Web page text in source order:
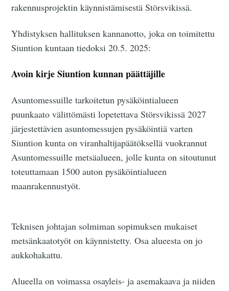
rakennusprojektin käynnistämisestä Störsvikissä.
Yhdistyksen hallituksen kannanotto, joka on toimitettu
Siuntion kuntaan tiedoksi 20.5. 2025:
Avoin kirje Siuntion kunnan päättäjille
Asuntomessuille tarkoitetun pysäköintialueen
puunkaato välittömästi lopetettava Störsvikissä 2027
järjestettävien asuntomessujen pysäköintiä varten
Siuntion kunta on viranhaltijapäätöksellä vuokrannut
Asuntomessuille metsäalueen, jolle kunta on sitoutunut
toteuttamaan 1500 auton pysäköintialueen
maanrakennustyöt.
Teknisen johtajan solmiman sopimuksen mukaiset
metsänkaatotyöt on käynnistetty. Osa alueesta on jo
aukkohakattu.
Alueella on voimassa osayleis- ja asemakaava ja niiden